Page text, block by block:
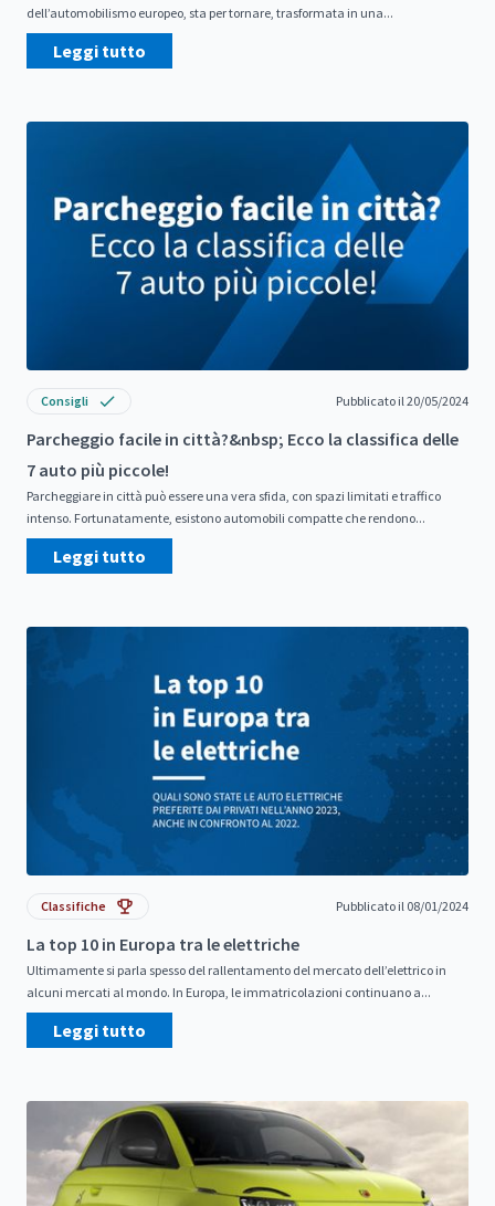
dell’automobilismo europeo, sta per tornare, trasformata in una...
Leggi tutto
Consigli Pubblicato il 20/05/2024
Parcheggio facile in città?&nbsp; Ecco la classifica delle
7 auto più piccole!
Parcheggiare in città può essere una vera sfida, con spazi limitati e traffico
intenso. Fortunatamente, esistono automobili compatte che rendono...
Leggi tutto
Classifiche Pubblicato il 08/01/2024
La top 10 in Europa tra le elettriche
Ultimamente si parla spesso del rallentamento del mercato dell’elettrico in
alcuni mercati al mondo. In Europa, le immatricolazioni continuano a...
Leggi tutto